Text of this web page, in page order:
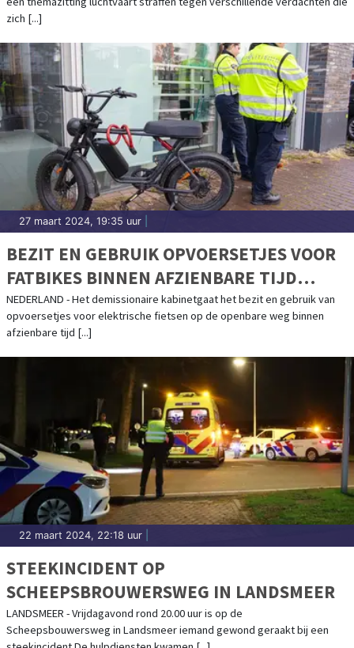
zich [...]
27 maart 2024, 19:35 uur
BEZIT EN GEBRUIK OPVOERSETJES VOOR
FATBIKES BINNEN AFZIENBARE TIJD
VERBODEN
NEDERLAND - Het demissionaire kabinetgaat het bezit en gebruik van
opvoersetjes voor elektrische fietsen op de openbare weg binnen
afzienbare tijd [...]
22 maart 2024, 22:18 uur
STEEKINCIDENT OP
SCHEEPSBROUWERSWEG IN LANDSMEER
LANDSMEER - Vrijdagavond rond 20.00 uur is op de
Scheepsbouwersweg in Landsmeer iemand gewond geraakt bij een